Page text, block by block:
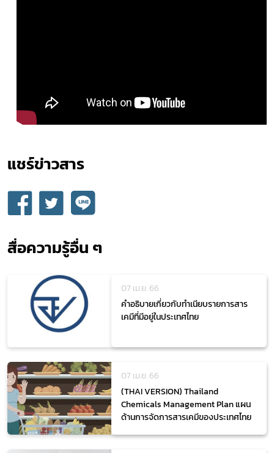
แชร์ข่าวสาร​
สื่อความรู้อื่น ๆ
07 เม.ย. 66
คำอธิบายเกี่ยวกับทำเนียบรายการสาร
เคมีที่มีอยู่ในประเทศไทย
07 เม.ย. 66
(THAI VERSION) Thailand
Chemicals Management Plan แผน
ด้านการจัดการสารเคมีของประเทศไทย
covid
ฝ่ายคลัง